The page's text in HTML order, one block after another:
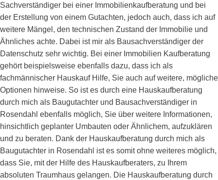
Sachverständiger bei einer Immobilienkaufberatung und bei
der Erstellung von einem Gutachten, jedoch auch, dass ich auf
weitere Mängel, den technischen Zustand der Immobilie und
Ähnliches achte. Dabei ist mir als Bausachverständiger der
Datenschutz sehr wichtig. Bei einer Immobilien Kaufberatung
gehört beispielsweise ebenfalls dazu, dass ich als
fachmännischer Hauskauf Hilfe, Sie auch auf weitere, mögliche
Optionen hinweise. So ist es durch eine Hauskaufberatung
durch mich als Baugutachter und Bausachverständiger in
Rosendahl ebenfalls möglich, Sie über weitere Informationen,
hinsichtlich geplanter Umbauten oder Ähnlichem, aufzuklären
und zu beraten. Dank der Hauskaufberatung durch mich als
Baugutachter in Rosendahl ist es somit ohne weiteres möglich,
dass Sie, mit der Hilfe des Hauskaufberaters, zu Ihrem
absoluten Traumhaus gelangen. Die Hauskaufberatung durch